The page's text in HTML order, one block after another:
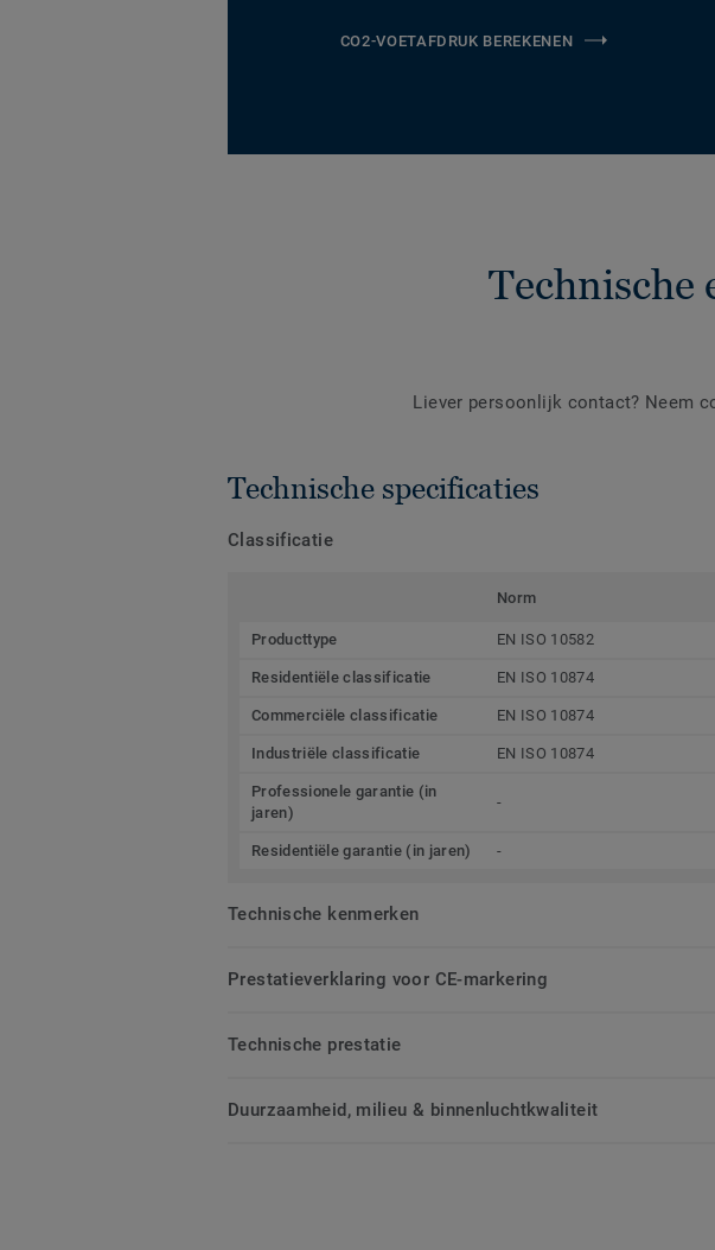
CO2-VOETAFDRUK BEREKENEN
Technische
Liever persoonlijk contact? Neem
Technische specificaties
Classificatie
Norm
Producttype EN ISO 10582
Residentiële classificatie EN ISO 10874
Commerciële classificatie EN ISO 10874
Industriële classificatie EN ISO 10874
Professionele garantie (in
jaren)
-
Residentiële garantie (in jaren) -
Technische kenmerken
Prestatieverklaring voor CE-markering
Technische prestatie
Duurzaamheid, milieu & binnenluchtkwaliteit